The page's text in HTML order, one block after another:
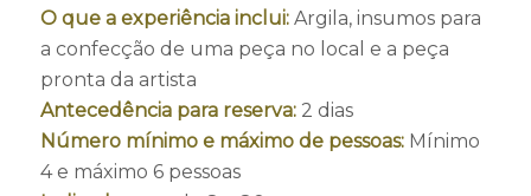
O que a experiência inclui: Argila, insumos para
a confecção de uma peça no local e a peça
pronta da artista
Antecedência para reserva: 2 dias
Número mínimo e máximo de pessoas: Mínimo
4 e máximo 6 pessoas